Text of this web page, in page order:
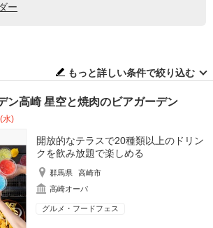
ー
もっと詳しい条件で絞り込む
ン高崎 星空と焼肉のビアガーデン
水)
開放的なテラスで20種類以上のドリン
クを飲み放題で楽しめる
群馬県
高崎市
高崎オーパ
グルメ・フードフェス